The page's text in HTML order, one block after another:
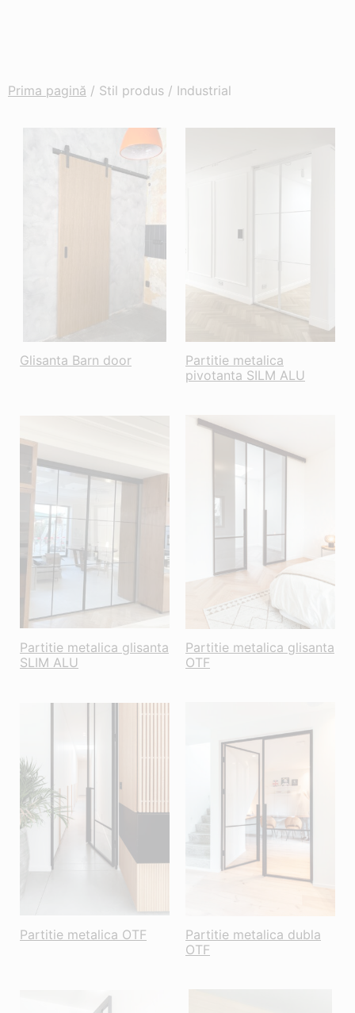
Prima pagină / Stil produs / Industrial
Glisanta Barn door
Partitie metalica
pivotanta SILM ALU
Partitie metalica glisanta
SLIM ALU
Partitie metalica glisanta
OTF
Partitie metalica OTF
Partitie metalica dubla
OTF